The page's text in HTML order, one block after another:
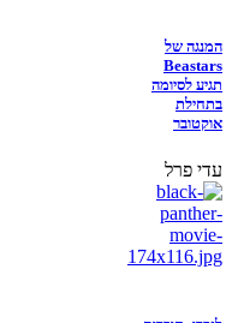
המנגה של
Beastars
תגיע לסיומה
בתחילת
אוקטובר
עדי פרל